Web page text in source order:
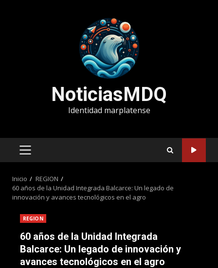
NoticiasMDQ
Identidad marplatense
MENÚ
Inicio
REGION
60 años de la Unidad Integrada Balcarce: Un legado de
innovación y avances tecnológicos en el agro
REGION
60 años de la Unidad Integrada
Balcarce: Un legado de innovación y
avances tecnológicos en el agro